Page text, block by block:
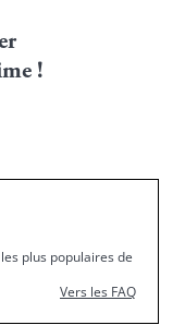
!
plus populaires de
Vers les FAQ